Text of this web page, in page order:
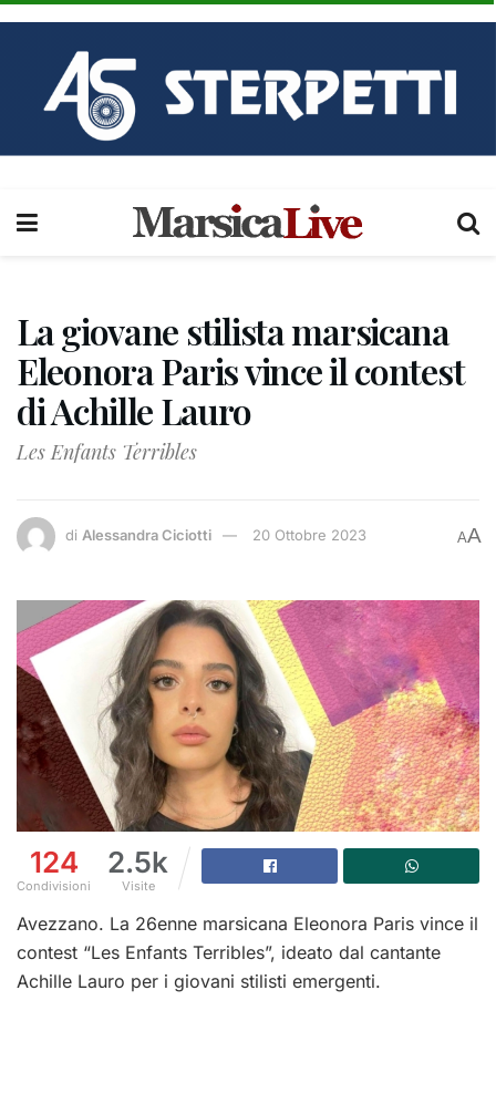
La giovane stilista marsicana
Eleonora Paris vince il contest
di Achille Lauro
Les Enfants Terribles
di Alessandra Ciciotti 20 Ottobre 2023 AA
124
Condivisioni
2.5k
Visite
Avezzano. La 26enne marsicana Eleonora Paris vince il
contest “Les Enfants Terribles”, ideato dal cantante
Achille Lauro per i giovani stilisti emergenti.